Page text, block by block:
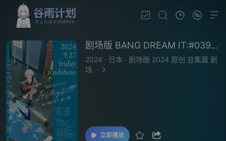
剧场版 BANG DREAM IT:#039;S MYGO 前篇 春日向阳迷途野猫
2024 · 日本 · 剧场版 2024 原创 总集篇 剧
场 ·
立即播放